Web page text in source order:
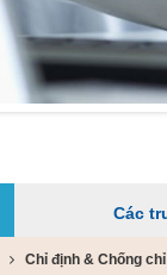
Các trường hợp
Chỉ định & Chống